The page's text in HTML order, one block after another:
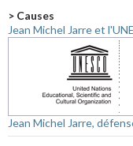
> Causes
Jean Michel Jarre et
Jean Michel Jarre,